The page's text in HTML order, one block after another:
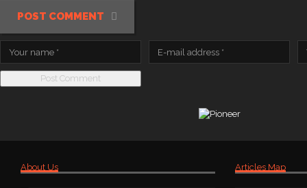
POST COMMENT
About Us Articles Map